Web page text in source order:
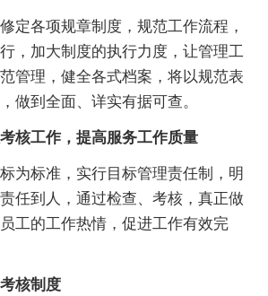
各项规章制度，规范工作流程，
，加大制度的执行力度，让管理工
管理，健全各式档案，将以规范表
做到全面、详实有据可查。
工作，提高服务工作质量
标准，实行目标管理责任制，明
任到人，通过检查、考核，真正做
工的工作热情，促进工作有效完
核制度